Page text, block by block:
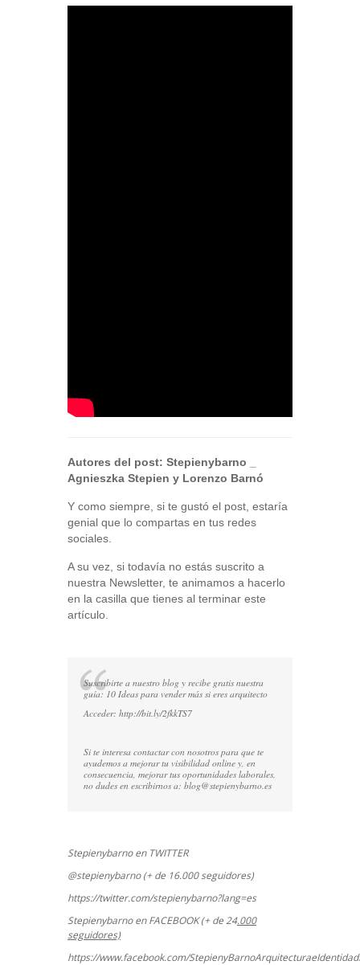
Autores del post: Stepienybarno
Agnieszka Stepien y Lorenzo Barnó
Y como siempre, si te gustó el post, estaría
genial que lo compartas en tus redes
sociales.
A su vez, si todavía no estás suscrito a
nuestra Newsletter, te animamos a hacerlo
en la casilla que tienes al terminar este
artículo.
Suscribirte a nuestro blog y recibe gratis nuestra
guía: 10 Ideas para vender más si eres arquitecto
Acceder: http://bit.ly/2fkkTS7
Si te interesa contactar con nosotros para que te
ayudemos a mejorar tu visibilidad online y, en
consecuencia, mejorar tus oportunidades laborales,
no dudes en escribirnos a: blog@stepienybarno.es
Stepienybarno en TWITTER
@stepienybarno (+ de 16.000 seguidores)
https://twitter.com/stepienybarno?lang=es
Stepienybarno en FACEBOOK (+ de 24.000
seguidores)
https://www.facebook.com/